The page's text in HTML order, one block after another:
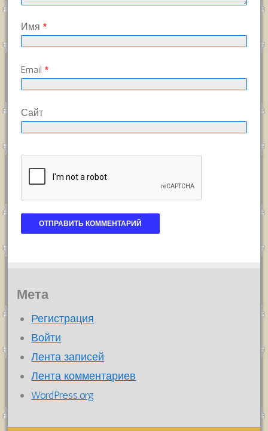
Имя *
Email *
Сайт
Мета
Регистрация
Войти
Лента записей
Лента комментариев
WordPress.org